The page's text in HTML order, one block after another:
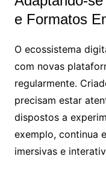
e Formatos
O ecossistema
com novas
regularmente.
precisam estar
dispostos a
exemplo, continua
imersivas e